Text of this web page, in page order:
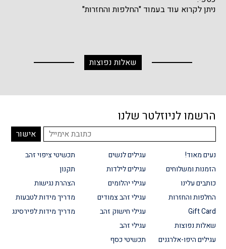
ניתן לקרוא עוד בעמוד "החלפות והחזרות"
שאלות נפוצות
הרשמו לניוזלטר שלנו
נעים מאוד!
הזמנות ומשלוחים
כותבים עלינו
החלפות והחזרות
Gift Card
שאלות נפוצות
עגילים היפו-אלרגנים
עגילים לנשים
עגילים לילדות
עגילי יהלומים
עגילי זהב צמודים
עגילי חישוק זהב
עגילי זהב
תכשיטי כסף
תכשיטי ציפוי זהב
תקנון
הצהרת נגישות
מדריך מידות לטבעות
מדריך מידות לפירסינג